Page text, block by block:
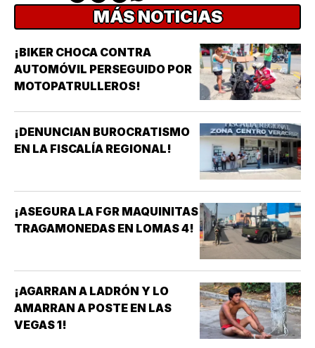
MÁS NOTICIAS
¡BIKER CHOCA CONTRA
AUTOMÓVIL PERSEGUIDO POR
MOTOPATRULLEROS!
¡DENUNCIAN BUROCRATISMO
EN LA FISCALÍA REGIONAL!
¡ASEGURA LA FGR MAQUINITAS
TRAGAMONEDAS EN LOMAS 4!
¡AGARRAN A LADRÓN Y LO
AMARRAN A POSTE EN LAS
VEGAS 1!